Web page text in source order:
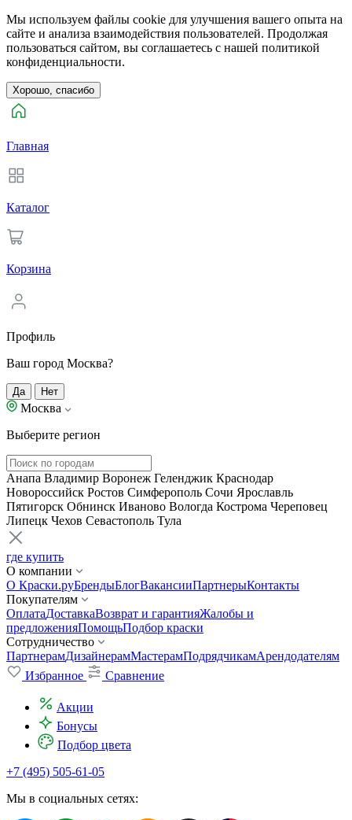
Мы используем файлы cookie для улучшения вашего опыта на
сайте и анализа взаимодействия пользователей. Продолжая
пользоваться сайтом, вы соглашаетесь с нашей политикой
конфиденциальности.
Хорошо, спасибо
Главная
Каталог
Корзина
Профиль
Ваш город Москва?
Да Нет
Москва
Выберите регион
Анапа Владимир Воронеж Геленджик Краснодар
Новороссийск Ростов Симферополь Сочи Ярославль
Пятигорск Обнинск Иваново Вологда Кострома Череповец
Липецк Чехов Севастополь Тула
где купить
О компании
О Краски.руБрендыБлогВакансииПартнерыКонтакты
Покупателям
ОплатаДоставкаВозврат и гарантияЖалобы и
предложенияПомощьПодбор краски
Сотрудничество
ПартнерамДизайнерамМастерамПодрядчикамАрендодателям
Избранное
Сравнение
Акции
Бонусы
Подбор цвета
+7 (495) 505-61-05
Мы в социальных сетях: